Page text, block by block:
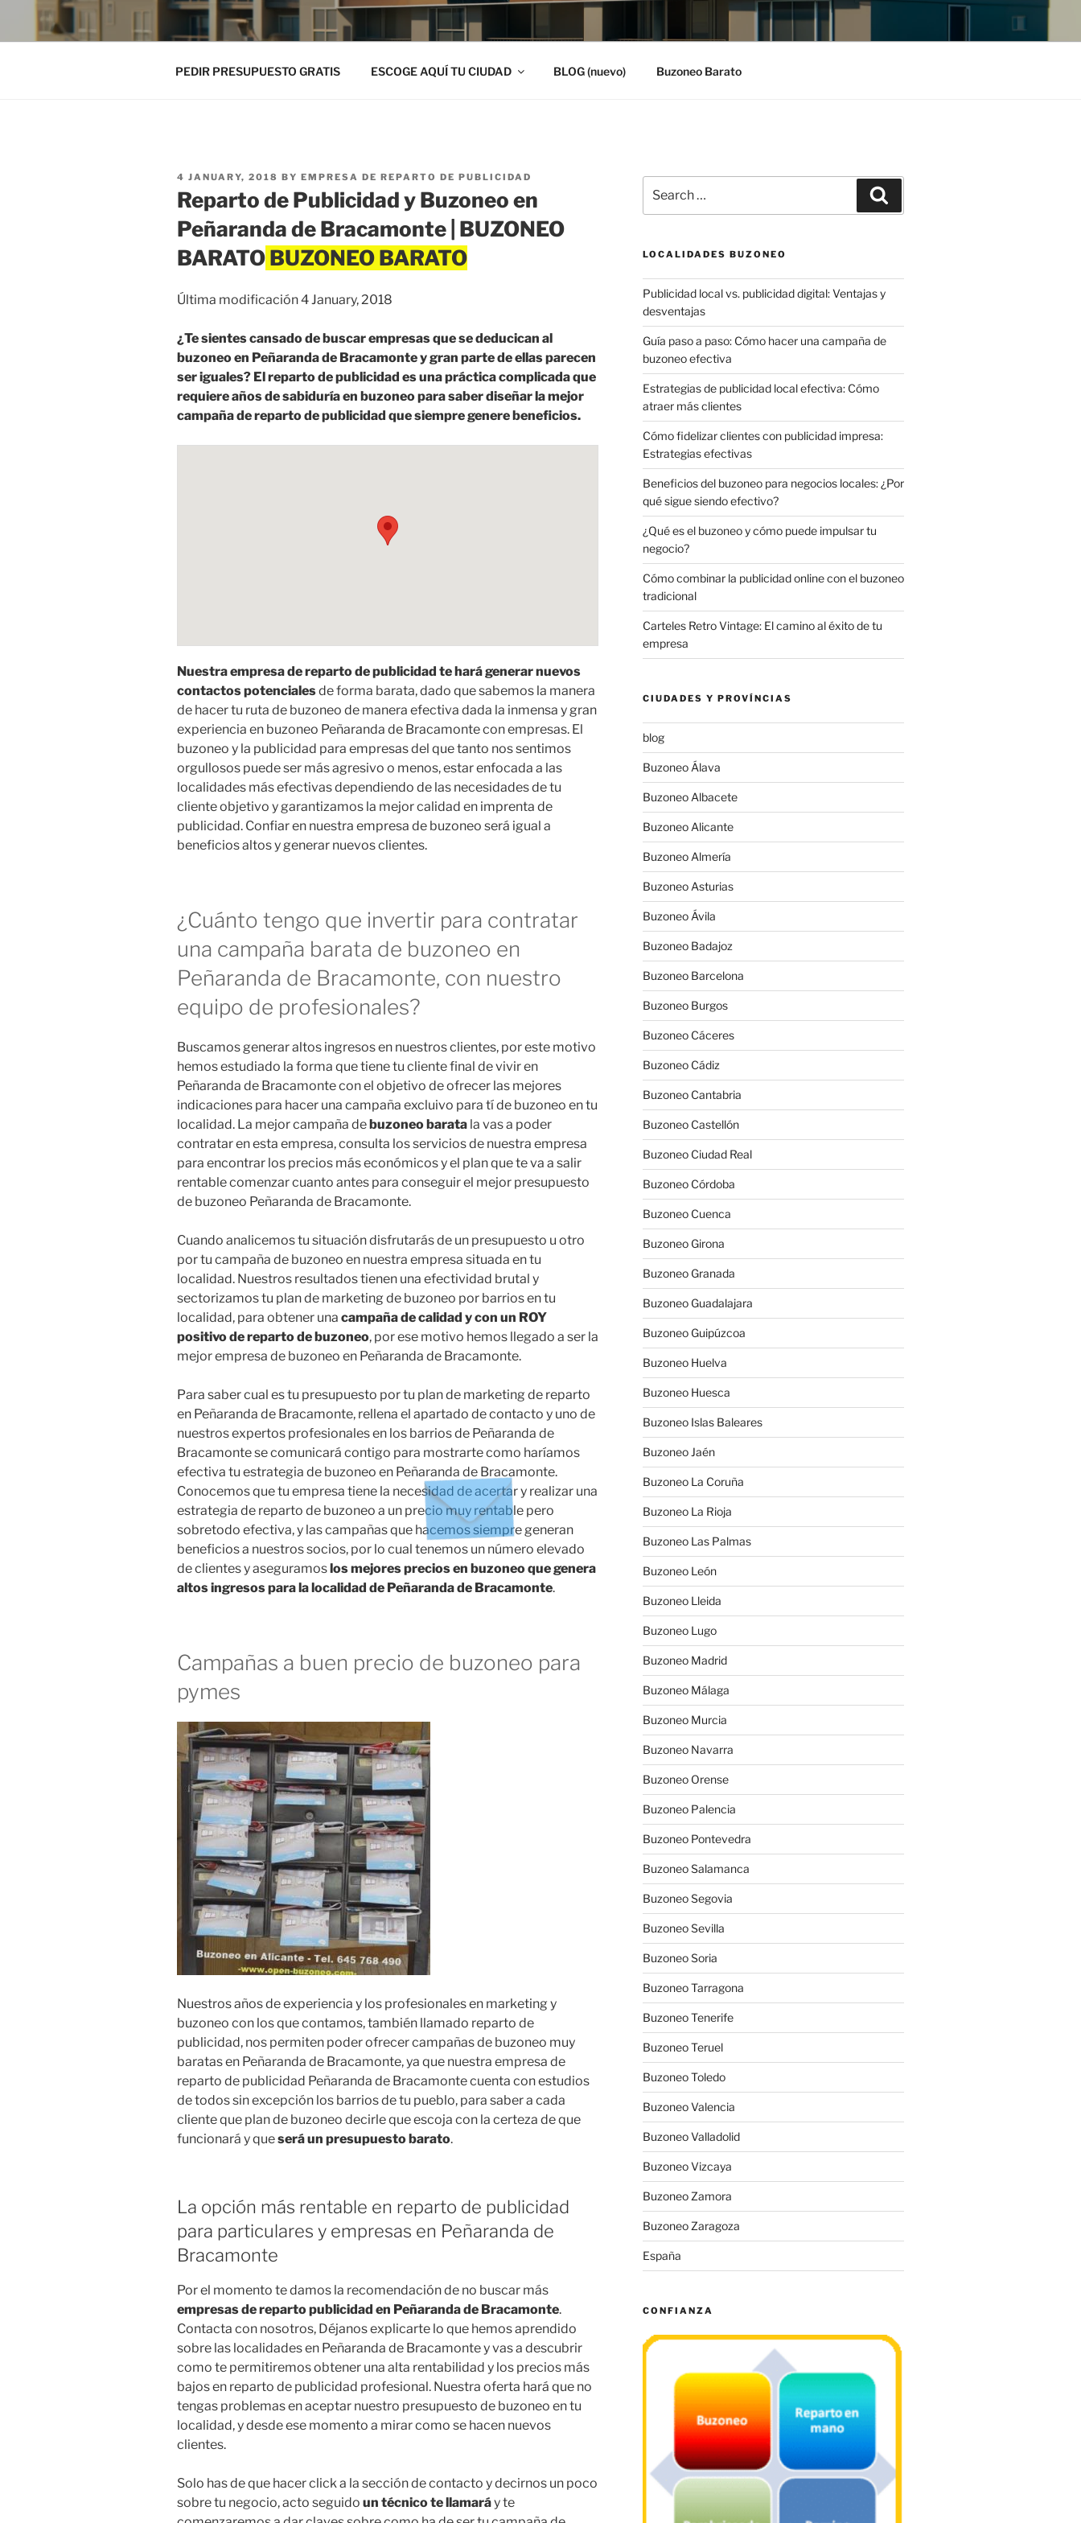
PEDIR PRESUPUESTO GRATIS ESCOGE AQUÍ TU CIUDAD BLOG (nuevo) Buzoneo Barato
POSTED
ON
4 JANUARY, 2018 BY EMPRESA DE REPARTO DE PUBLICIDAD
Reparto de Publicidad y Buzoneo en
Peñaranda de Bracamonte | BUZONEO
BARATO
Última modificación 4 January, 2018
¿Te sientes cansado de buscar empresas que se deducican al
buzoneo en Peñaranda de Bracamonte y gran parte de ellas parecen
ser iguales? El reparto de publicidad es una práctica complicada que
requiere años de sabiduría en buzoneo para saber diseñar la mejor
campaña de reparto de publicidad que siempre genere beneficios.
Nuestra empresa de reparto de publicidad te hará generar nuevos
contactos potencialesde forma barata, dado que sabemos la manera
de hacer tu ruta de buzoneo de manera efectiva dada la inmensa y gran
experiencia en buzoneo Peñaranda de Bracamonte con empresas. El
buzoneo y la publicidad para empresas del que tanto nos sentimos
orgullosos puede ser más agresivo o menos, estar enfocada a las
localidades más efectivas dependiendo de las necesidades de tu
cliente objetivo y garantizamos la mejor calidad en imprenta de
publicidad. Confiar en nuestra empresa de buzoneo será igual a
beneficios altos y generar nuevos clientes.
¿Cuánto tengo que invertir para contratar
una campaña barata de buzoneo en
Peñaranda de Bracamonte, con nuestro
equipo de profesionales?
Buscamos generar altos ingresos en nuestros clientes, por este motivo
hemos estudiado la forma que tiene tu cliente final de vivir en
Peñaranda de Bracamonte con el objetivo de ofrecer las mejores
indicaciones para hacer una campaña excluivo para tí de buzoneo en tu
localidad. La mejor campaña debuzoneo barata la vas a poder
contratar en esta empresa, consulta los servicios de nuestra empresa
para encontrar los precios más económicos y el plan que te va a salir
rentable comenzar cuanto antes para conseguir el mejor presupuesto
de buzoneo Peñaranda de Bracamonte.
Cuando analicemos tu situación disfrutarás de un presupuesto u otro
por tu campaña de buzoneo en nuestra empresa situada en tu
localidad. Nuestros resultados tienen una efectividad brutal y
sectorizamos tu plan de marketing de buzoneo por barrios en tu
localidad, para obtener una campaña de calidad y con un ROY
positivo de reparto de buzoneo, por ese motivo hemos llegado a ser la
mejor empresa de buzoneo en Peñaranda de Bracamonte.
Para saber cual es tu presupuesto por tu plan de marketing de reparto
en Peñaranda de Bracamonte, rellena el apartado de contacto y uno de
nuestros expertos profesionales en los barrios de Peñaranda de
Bracamonte se comunicará contigo para mostrarte como haríamos
efectiva tu estrategia de buzoneo en Peñaranda de Bracamonte.
Conocemos que tu empresa tiene la necesidad de acertar y realizar una
estrategia de reparto de buzoneo a un precio muy rentable pero
sobretodo efectiva, y las campañas que hacemos siempre generan
beneficios a nuestros socios, por lo cual tenemos un número elevado
de clientes y aseguramoslos mejores precios en buzoneo que genera
altos ingresos para la localidad de Peñaranda de Bracamonte.
Campañas a buen precio de buzoneo para
pymes
Nuestros años de experiencia y los profesionales en marketing y
buzoneo con los que contamos, también llamado reparto de
publicidad, nos permiten poder ofrecer campañas de buzoneo muy
baratas en Peñaranda de Bracamonte, ya que nuestra empresa de
reparto de publicidad Peñaranda de Bracamonte cuenta con estudios
de todos sin excepción los barrios de tu pueblo, para saber a cada
cliente que plan de buzoneo decirle que escoja con la certeza de que
funcionará y queserá un presupuesto barato.
La opción más rentable en reparto de publicidad
para particulares y empresas en Peñaranda de
Bracamonte
Por el momento te damos la recomendación de no buscar más
empresas de reparto publicidad en Peñaranda de Bracamonte.
Contacta con nosotros, Déjanos explicarte lo que hemos aprendido
sobre las localidades en Peñaranda de Bracamonte y vas a descubrir
como te permitiremos obtener una alta rentabilidad y los precios más
bajos en reparto de publicidad profesional. Nuestra oferta hará que no
tengas problemas en aceptar nuestro presupuesto de buzoneo en tu
localidad, y desde ese momento a mirar como se hacen nuevos
clientes.
Solo has de que hacer click a la sección de contacto y decirnos un poco
sobre tu negocio, acto seguido un técnico te llamaráy te
for:
LOCALIDADES BUZONEO
Publicidad local vs. publicidad digital: Ventajas y
desventajas
Guía paso a paso: Cómo hacer una campaña de
buzoneo efectiva
Estrategias de publicidad local efectiva: Cómo
atraer más clientes
Cómo fidelizar clientes con publicidad impresa:
Estrategias efectivas
Beneficios del buzoneo para negocios locales: ¿Por
qué sigue siendo efectivo?
¿Qué es el buzoneo y cómo puede impulsar tu
negocio?
Cómo combinar la publicidad online con el buzoneo
tradicional
Carteles Retro Vintage: El camino al éxito de tu
empresa
CIUDADES Y PROVÍNCIAS
blog
Buzoneo Álava
Buzoneo Albacete
Buzoneo Alicante
Buzoneo Almería
Buzoneo Asturias
Buzoneo Ávila
Buzoneo Badajoz
Buzoneo Barcelona
Buzoneo Burgos
Buzoneo Cáceres
Buzoneo Cádiz
Buzoneo Cantabria
Buzoneo Castellón
Buzoneo Ciudad Real
Buzoneo Córdoba
Buzoneo Cuenca
Buzoneo Girona
Buzoneo Granada
Buzoneo Guadalajara
Buzoneo Guipúzcoa
Buzoneo Huelva
Buzoneo Huesca
Buzoneo Islas Baleares
Buzoneo Jaén
Buzoneo La Coruña
Buzoneo La Rioja
Buzoneo Las Palmas
Buzoneo León
Buzoneo Lleida
Buzoneo Lugo
Buzoneo Madrid
Buzoneo Málaga
Buzoneo Murcia
Buzoneo Navarra
Buzoneo Orense
Buzoneo Palencia
Buzoneo Pontevedra
Buzoneo Salamanca
Buzoneo Segovia
Buzoneo Sevilla
Buzoneo Soria
Buzoneo Tarragona
Buzoneo Tenerife
Buzoneo Teruel
Buzoneo Toledo
Buzoneo Valencia
Buzoneo Valladolid
Buzoneo Vizcaya
Buzoneo Zamora
Buzoneo Zaragoza
España
CONFIANZA